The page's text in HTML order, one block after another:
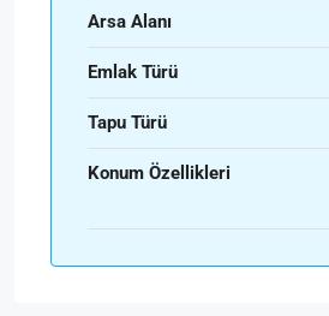
Arsa Alanı
Emlak Türü
Tapu Türü
Konum Özellikleri